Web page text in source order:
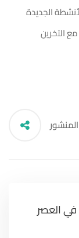
الجديدة
الآخرين
في العصر